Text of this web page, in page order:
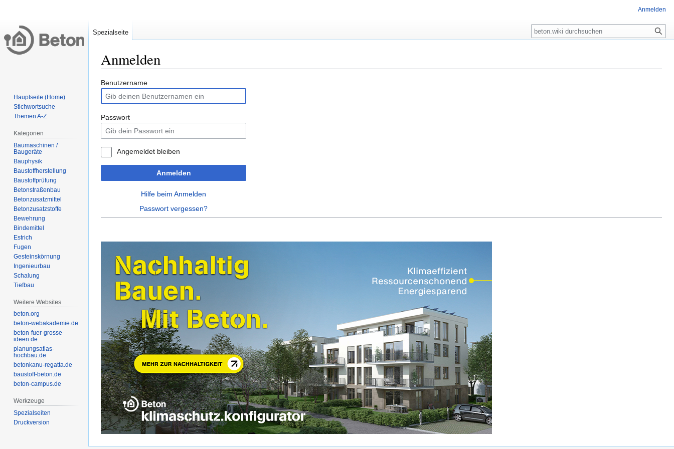
Anmelden
Zur
Navigation
springen
Zur
Suche
springen
Benutzername
Passwort
Angemeldet bleiben
Anmelden
Hilfe beim Anmelden
Passwort vergessen?
Anmelden
Spezialseite
Hauptseite (Home)
Stichwortsuche
Themen A-Z
Kategorien
Baumaschinen /
Bauphysik
Baustoffprüfung
Betonstraßenbau
‏‎Betonzusatzmittel
‏‎Betonzusatzstoffe
‏‎Estrich
Gesteinskörnung
‏‎Tiefbau
Weitere Websites
beton.org
beton-webakademie.de
beton-fuer-grosse-
ideen.de
planungsatlas-
hochbau.de
betonkanu-regatta.de
baustoff-beton.de
beton-campus.de
Werkzeuge
Spezialseiten
Druckversion